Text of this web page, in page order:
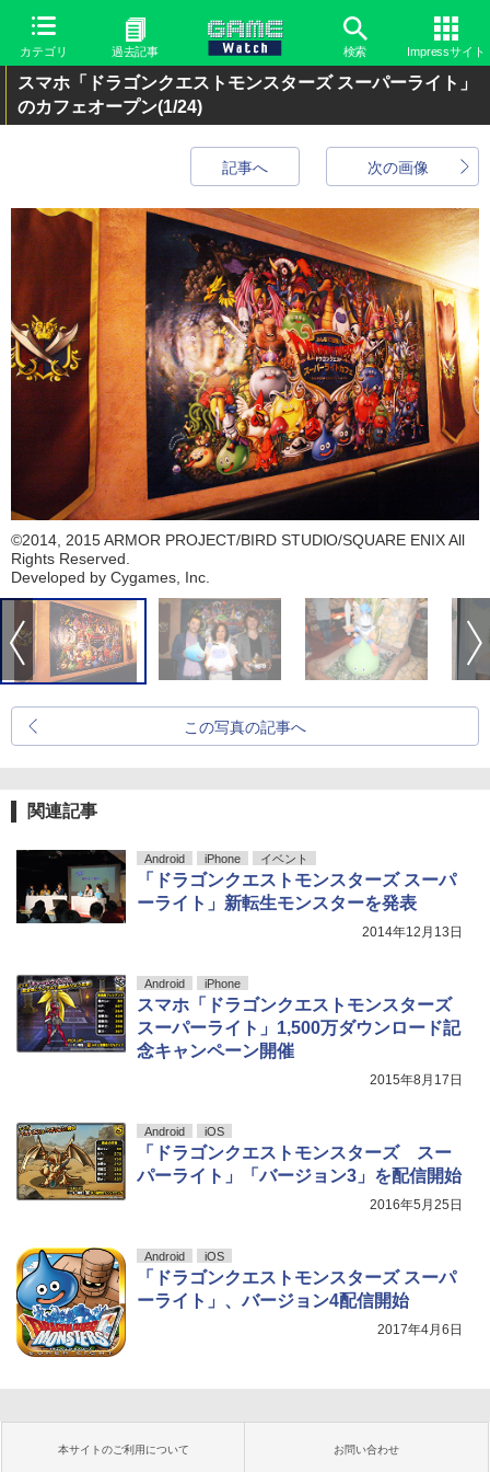
カテゴリ 過去記事 検索 Impressサイト
スマホ「ドラゴンクエストモンスターズ スーパーライト」
のカフェオープン(1/24)
次の画像
記事へ
©2014, 2015 ARMOR PROJECT/BIRD STUDIO/SQUARE ENIX All
Rights Reserved.
Developed by Cygames, Inc.
この写真の記事へ
関連記事
Android iPhone イベント
「ドラゴンクエストモンスターズ スーパ
ーライト」新転生モンスターを発表
2014年12月13日
Android iPhone
スマホ「ドラゴンクエストモンスターズ
スーパーライト」1,500万ダウンロード記
念キャンペーン開催
2015年8月17日
Android iOS
「ドラゴンクエストモンスターズ スー
パーライト」「バージョン3」を配信開始
2016年5月25日
Android iOS
「ドラゴンクエストモンスターズ スーパ
ーライト」、バージョン4配信開始
2017年4月6日
本サイトのご利用について お問い合わせ